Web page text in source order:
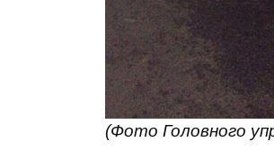
(Фото Головного